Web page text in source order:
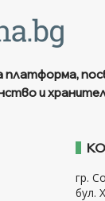
платформа,
и
гр.
бул.